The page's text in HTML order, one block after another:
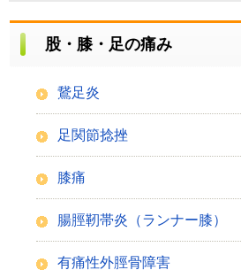
股・膝・足の痛み
鵞足炎
足関節捻挫
膝痛
腸脛靭帯炎（ランナー膝）
有痛性外脛骨障害